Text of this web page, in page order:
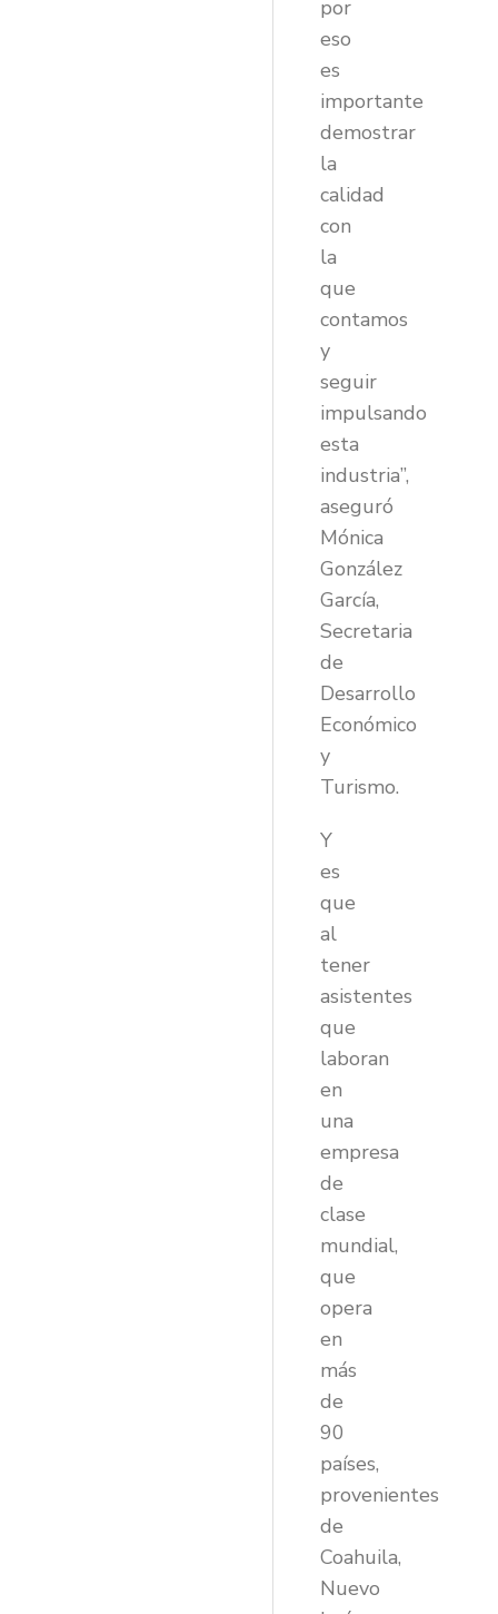
por
eso
es
importante
demostrar
la
calidad
con
la
que
contamos
y
seguir
impulsando
esta
industria”,
aseguró
Mónica
González
García,
Secretaria
de
Desarrollo
Económico
y
Turismo.
Y
es
que
al
tener
asistentes
que
laboran
en
una
empresa
de
clase
mundial,
que
opera
en
más
de
90
países,
provenientes
de
Coahuila,
Nuevo